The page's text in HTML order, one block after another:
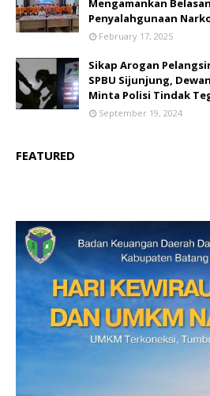
Mengamankan
Penyalahgunaan
February 17, 2025
Sikap Arogan
SPBU Sijunjung,
Minta Polisi Tindak
September 19, 2024
FEATURED